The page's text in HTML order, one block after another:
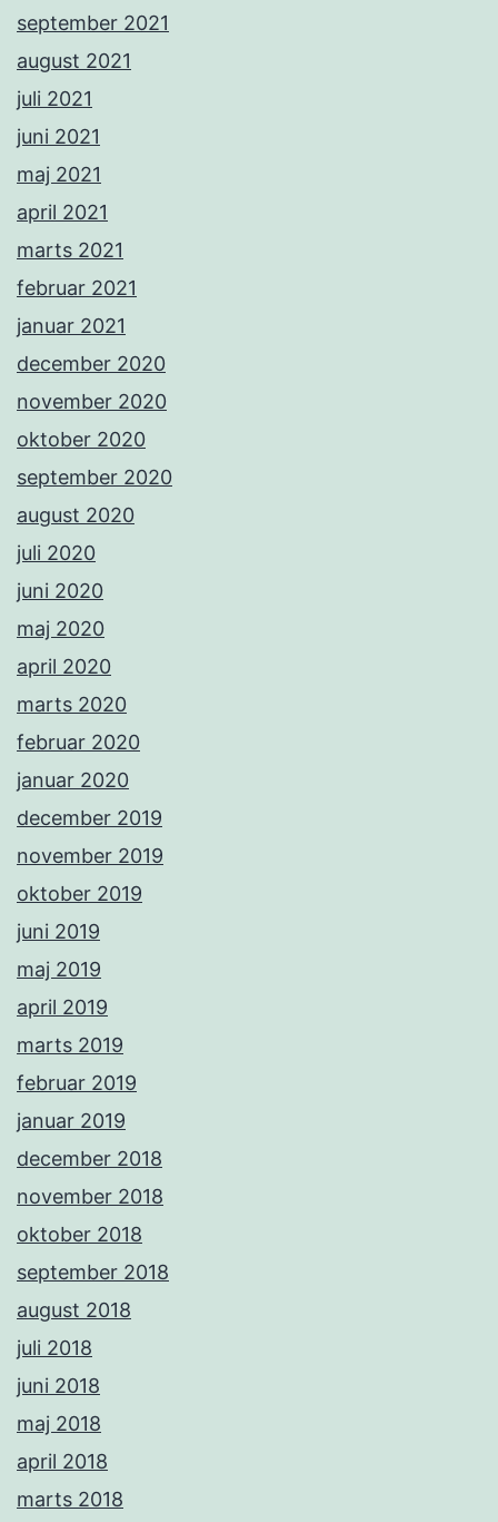
september 2021
august 2021
juli 2021
juni 2021
maj 2021
april 2021
marts 2021
februar 2021
januar 2021
december 2020
november 2020
oktober 2020
september 2020
august 2020
juli 2020
juni 2020
maj 2020
april 2020
marts 2020
februar 2020
januar 2020
december 2019
november 2019
oktober 2019
juni 2019
maj 2019
april 2019
marts 2019
februar 2019
januar 2019
december 2018
november 2018
oktober 2018
september 2018
august 2018
juli 2018
juni 2018
maj 2018
april 2018
marts 2018